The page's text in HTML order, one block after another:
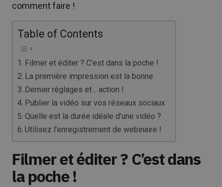
comment faire !
Table of Contents
Filmer et éditer ? C’est dans la poche !
La première impression est la bonne
Dernier réglages et… action !
Publier la vidéo sur vos réseaux sociaux
Quelle est la durée idéale d’une vidéo ?
Utilisez l’enregistrement de webinaire !
Filmer et éditer ? C’est dans
la poche !